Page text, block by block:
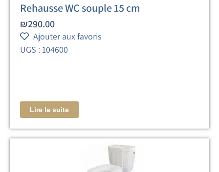
Rehausse WC souple 15 cm
₪290.00
Ajouter aux favoris
UGS : 104600
Lire la suite